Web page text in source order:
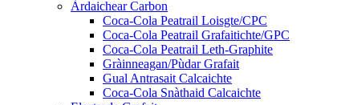
Àrdaichear Carbon
Coca-Cola Peatrail Loisgte/CPC
Coca-Cola Peatrail Grafaitichte/GPC
Coca-Cola Peatrail Leth-Graphite
Gràinneagan/Pùdar Grafait
Gual Antrasait Calcaichte
Coca-Cola Snàthaid Calcaichte